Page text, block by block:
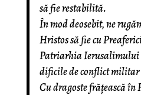
să fie restabilită.
În mod deosebit, ne
Hristos să fie cu
Patriarhia Ierusalimului
dificile de conflict
Cu dragoste frățească în